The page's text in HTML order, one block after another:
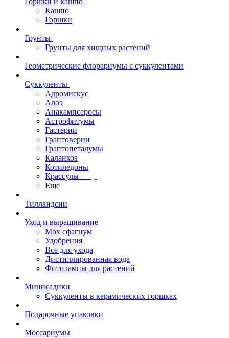
Кашпо
Горшки
Грунты
Грунты для хищных растений
Геометрические флорариумы с суккулентами
Суккуленты
Адромискус
Алоэ
Анакампсеросы
Астрофитумы
Гастерии
Граптоверии
Граптопеталумы
Каланхоэ
Котиледоны
Крассулы
Еще
Тилландсии
Уход и выращивание
Мох сфагнум
Удобрения
Все для ухода
Дистиллированная вода
Фитолампы для растений
Минисадики
Суккуленты в керамических горшках
Подарочные упаковки
Моссариумы